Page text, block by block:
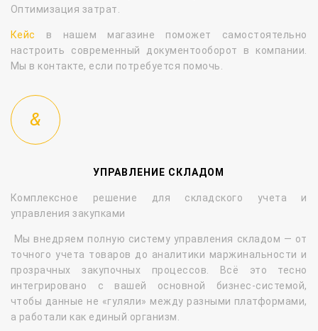
Оптимизация затрат.
Кейс
в нашем магазине поможет самостоятельно
настроить современный документооборот в компании.
Мы в контакте, если потребуется помочь.
УПРАВЛЕНИЕ СКЛАДОМ
Комплексное решение для складского учета и
управления закупками
Мы внедряем полную систему управления складом — от
точного учета товаров до аналитики маржинальности и
прозрачных закупочных процессов. Всё это тесно
интегрировано с вашей основной бизнес-системой,
чтобы данные не «гуляли» между разными платформами,
а работали как единый организм.